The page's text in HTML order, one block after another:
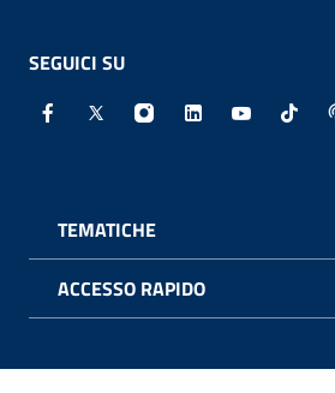
SEGUICI SU
Facebook - Sito esterno -
X - Sito esterno -
Instagram - Sito
Linkedin - Sito
TEMATICHE
ACCESSO RAPIDO